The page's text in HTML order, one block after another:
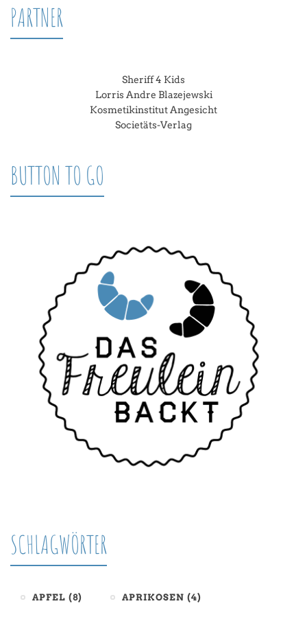
PARTNER
Sheriff 4 Kids
Lorris Andre Blazejewski
Kosmetikinstitut Angesicht
Societäts-Verlag
BUTTON TO GO
SCHLAGWÖRTER
APFEL (8) APRIKOSEN (4)